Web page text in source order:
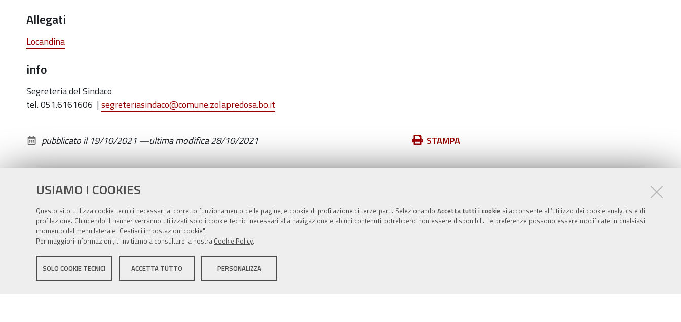
USIAMO I COOKIES
Questo sito utilizza cookie tecnici necessari al corretto funzionamento delle pagine, e cookie di profilazione di terze parti. Selezionando Accetta tutti i cookiesi acconsente all’utilizzo dei cookie analytics e di
profilazione. Chiudendo il banner verranno utilizzati solo i cookie tecnici necessari alla navigazione e alcuni contenuti potrebbero non essere disponibili. Le preferenze possono essere modificate in qualsiasi
momento dal menu laterale "Gestisci impostazioni cookie".
Per maggiori informazioni, ti invitiamo a consultare la nostra Cookie Policy.
SOLO COOKIE TECNICI ACCETTA TUTTO PERSONALIZZA
Allegati
Locandina
info
Segreteria del Sindaco
tel. 051.6161606 |segreteriasindaco@comune.zolapredosa.bo.it
Azioni
documento
STAMPA
pubblicato il 19/10/2021 —ultima modifica28/10/2021
Sito istituzionale Comune di Zola Predosa